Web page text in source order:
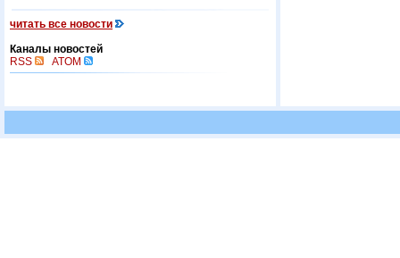
читать все новости
Каналы новостей
RSS
ATOM